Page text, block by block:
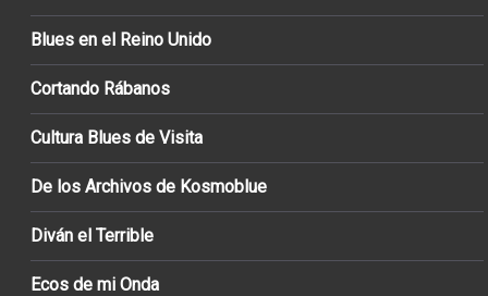
Blues en el Reino Unido
Cortando Rábanos
Cultura Blues de Visita
De los Archivos de Kosmoblue
Diván el Terrible
Ecos de mi Onda